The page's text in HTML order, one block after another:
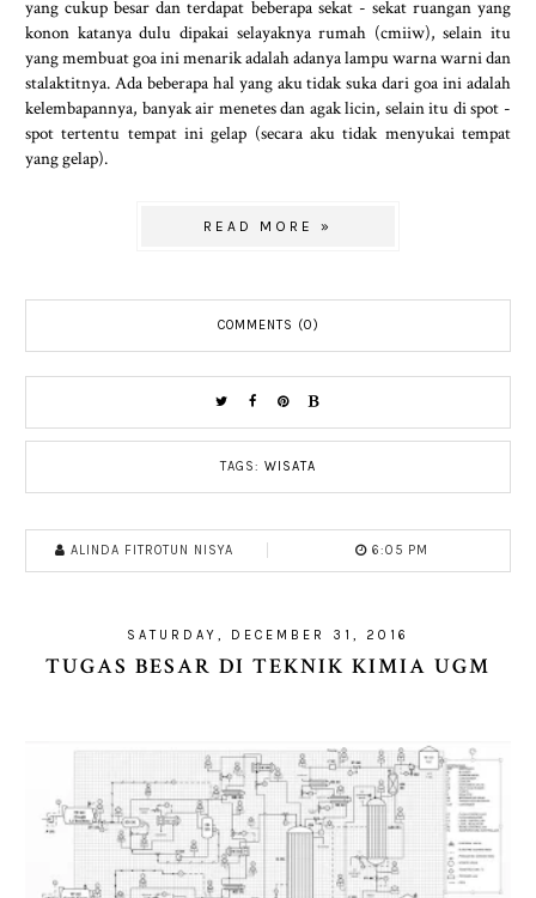
yang cukup besar dan terdapat beberapa sekat - sekat ruangan yang
konon katanya dulu dipakai selayaknya rumah (cmiiw), selain itu
yang membuat goa ini menarik adalah adanya lampu warna warni dan
stalaktitnya. Ada beberapa hal yang aku tidak suka dari goa ini adalah
kelembapannya, banyak air menetes dan agak licin, selain itu di spot -
spot tertentu tempat ini gelap (secara aku tidak menyukai tempat
yang gelap).
READ MORE »
COMMENTS (0)
TAGS: WISATA
ALINDA FITROTUN NISYA 6:05 PM
SATURDAY, DECEMBER 31, 2016
TUGAS BESAR DI TEKNIK KIMIA UGM